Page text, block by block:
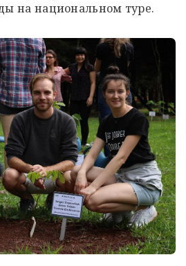
на национальном туре.